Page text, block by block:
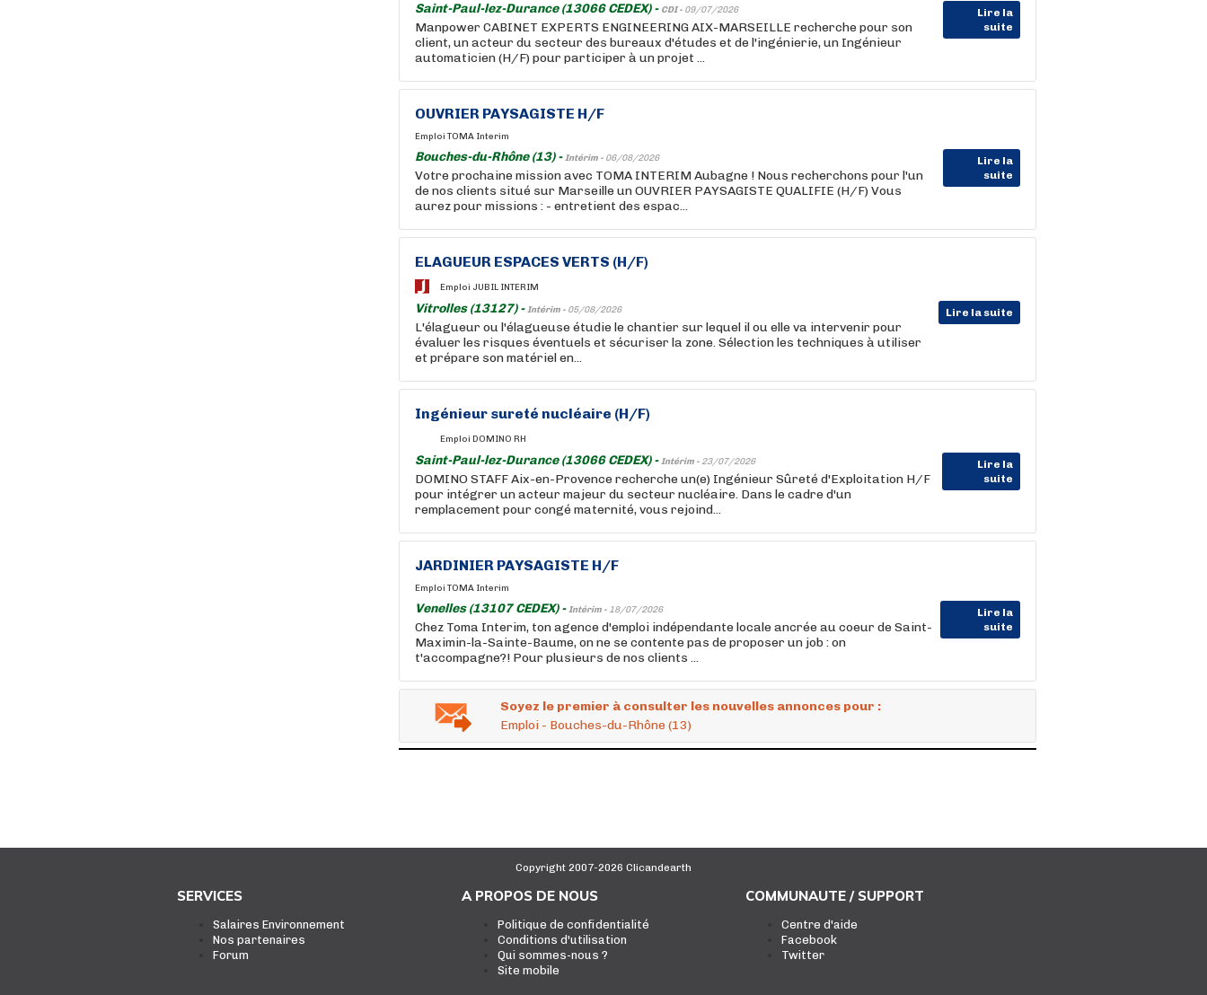
Saint-Paul-lez-Durance (13066 CEDEX) - CDI - 09/07/2026
Lire la
suite
Manpower CABINET EXPERTS ENGINEERING AIX-MARSEILLE recherche pour son
client, un acteur du secteur des bureaux d'études et de l'ingénierie, un Ingénieur
automaticien (H/F) pour participer à un projet ...
OUVRIER PAYSAGISTE H/F
Emploi TOMA Interim
Bouches-du-Rhône (13) -Intérim - 06/08/2026
Lire la
suite
Votre prochaine mission avec TOMA INTERIM Aubagne ! Nous recherchons pour l'un
de nos clients situé sur Marseille un OUVRIER PAYSAGISTE QUALIFIE (H/F) Vous
aurez pour missions : - entretient des espac...
ELAGUEUR ESPACES VERTS (H/F)
Emploi JUBIL INTERIM
Vitrolles (13127) -Intérim - 05/08/2026 Lire la suite
L'élagueur ou l'élagueuse étudie le chantier sur lequel il ou elle va intervenir pour
évaluer les risques éventuels et sécuriser la zone. Sélection les techniques à utiliser
et prépare son matériel en...
Ingénieur sureté nucléaire (H/F)
Emploi DOMINO RH
Saint-Paul-lez-Durance (13066 CEDEX) -Intérim - 23/07/2026
Lire la
suite
DOMINO STAFF Aix-en-Provence recherche un(e) Ingénieur Sûreté d'Exploitation H/F
pour intégrer un acteur majeur du secteur nucléaire. Dans le cadre d'un
remplacement pour congé maternité, vous rejoind...
JARDINIER PAYSAGISTE H/F
Emploi TOMA Interim
Venelles (13107 CEDEX) -Intérim - 18/07/2026
Lire la
suite
Chez Toma Interim, ton agence d'emploi indépendante locale ancrée au coeur de Saint-
Maximin-la-Sainte-Baume, on ne se contente pas de proposer un job : on
t'accompagne?! Pour plusieurs de nos clients ...
Soyez le premier à consulter les nouvelles annonces pour :
Emploi - Bouches-du-Rhône (13)
Copyright 2007-2026 Clicandearth
SERVICES
Salaires Environnement
Nos partenaires
Forum
A PROPOS DE NOUS
Politique de confidentialité
Conditions d'utilisation
Qui sommes-nous ?
Site mobile
COMMUNAUTE / SUPPORT
Centre d'aide
Facebook
Twitter